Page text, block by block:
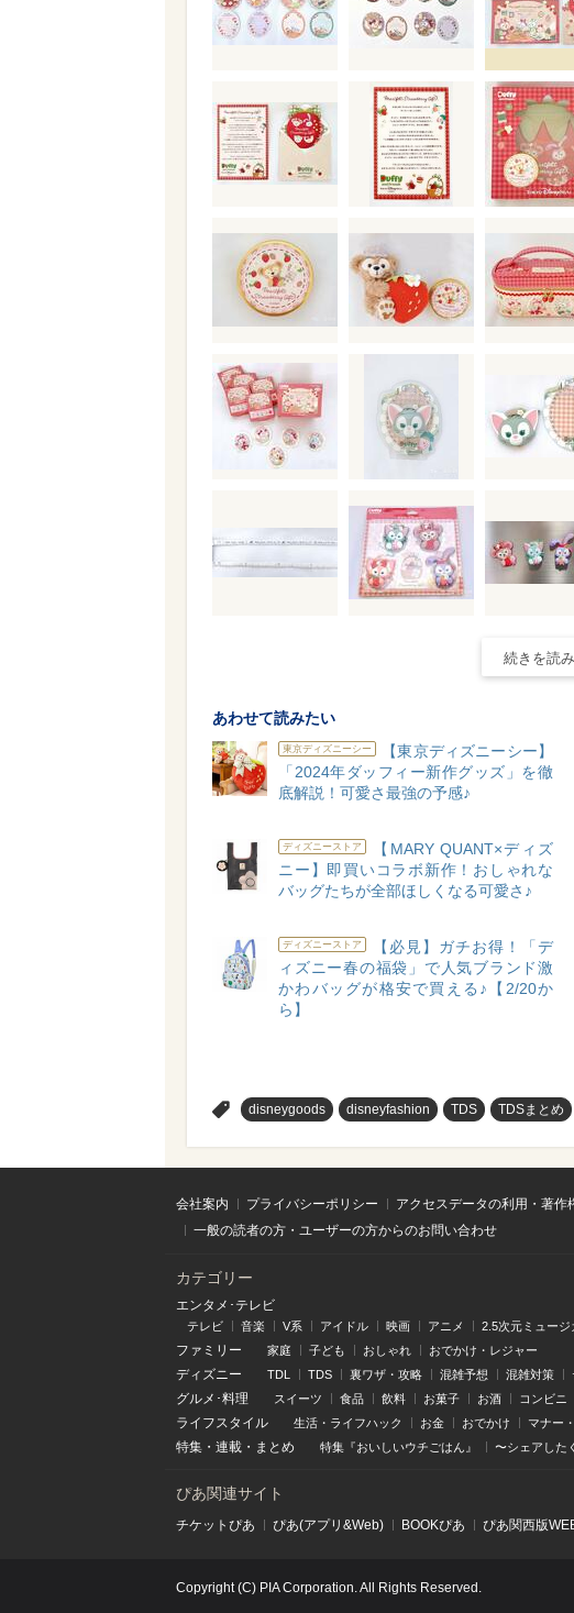
続きを読
あわせて読みたい
東京ディズニーシー
【東京ディズニーシー】
「2024年ダッフィー新作グッズ」を徹
底解説！可愛さ最強の予感♪
ディズニーストア
【MARY QUANT×ディズ
ニー】即買いコラボ新作！おしゃれな
バッグたちが全部ほしくなる可愛さ♪
ディズニーストア
【必見】ガチお得！「デ
ィズニー春の福袋」で人気ブランド激
かわバッグが格安で買える♪【2/20か
ら】
disneygoods disneyfashion TDS TDSまとめ
会社案内 プライバシーポリシー アクセスデータの利用・著作
一般の読者の方・ユーザーの方からのお問い合わせ
カテゴリー
エンタメ･テレビ
テレビ 音楽 V系 アイドル 映画 アニメ 2.5次元ミュージ
ファミリー 家庭 子ども おしゃれ おでかけ・レジャー
ディズニー TDL TDS 裏ワザ・攻略 混雑予想 混雑対策
グルメ･料理 スイーツ 食品 飲料 お菓子 お酒 コンビニ
ライフスタイル 生活・ライフハック お金 おでかけ マナー
特集 ・ 連載 ・ まとめ 特集『おいしいウチごはん』 〜シェアした
ぴあ関連サイト
チケットぴあ ぴあ(アプリ&Web) BOOKぴあ ぴあ関⻄版
Copyright (C) PIA Corporation. All Rights Reserved.